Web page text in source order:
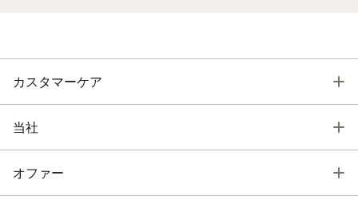
カスタマーケア
当社
オファー